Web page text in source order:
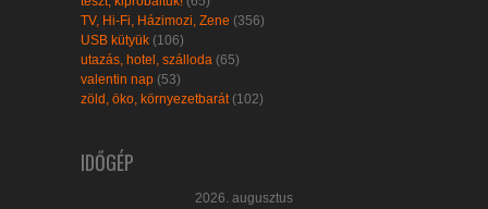
TV, Hi-Fi, Házimozi, Zene (356)
USB kütyük (106)
utazás, hotel, szálloda (65)
valentin nap (53)
zöld, öko, környezetbarát(102)
IDŐGÉP
2026. augusztus